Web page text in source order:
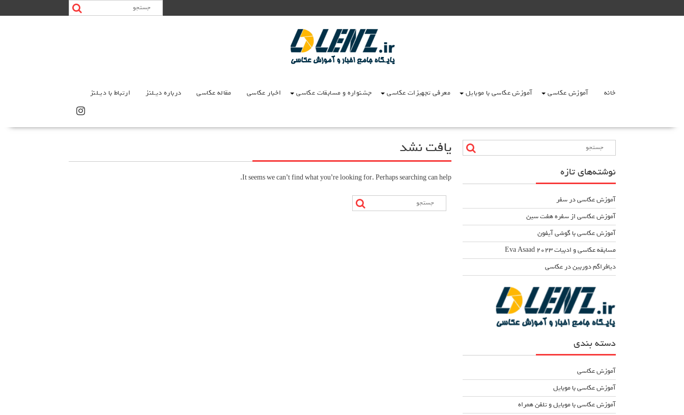
to
خانه آموزش عکاسی آموزش عکاسی با موبایل معرفی تجهیزات عکاسی جشنواره و مسابقات عکاسی اخبار عکاسی مقاله عکاسی درباره دیـلنز ارتباط با دیـلنز
یافت نشد
It seems we can’t find what you’re looking for. Perhaps searching can help. نوشته‌های تازه
آموزش عکاسی در سفر
آموزش عکاسی از سفره هفت سین
آموزش عکاسی با گوشی آیفون
مسابقه عکاسی و ادبیات Eva Asaad ۲۰۲۳
دیافراگم دوربین در عکاسی
دسته بندی
آموزش عکاسی
آموزش عکاسی با موبایل
آموزش عکاسی با موبایل و تلفن همراه